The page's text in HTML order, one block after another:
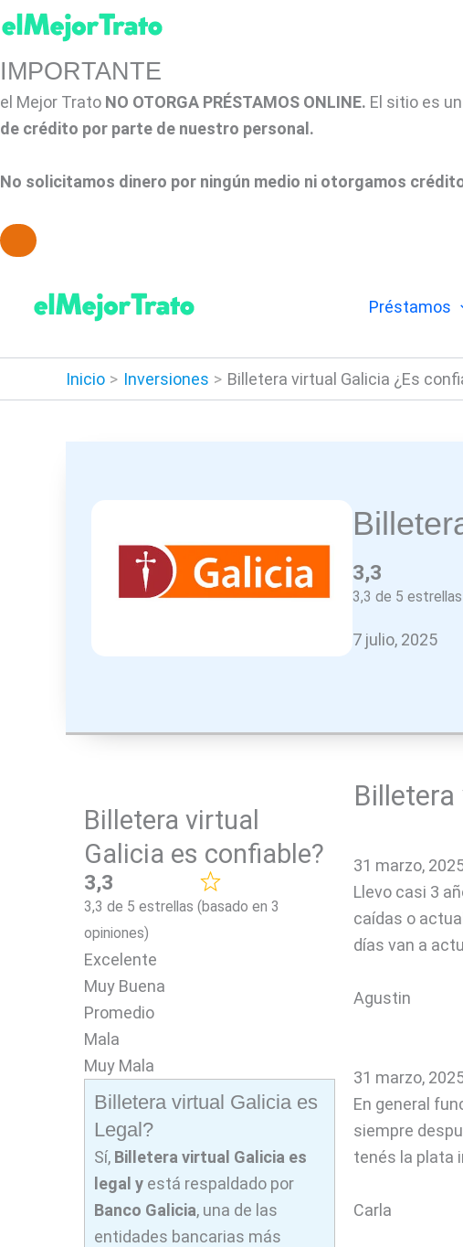
IMPORTANTE
el Mejor Trato NO OTORGA PRÉSTAMOS ONLINE. El sitio es
de crédito por parte de nuestro personal.
No solicitamos dinero por ningún medio ni otorgamos
contenido
Préstamos
Inicio Inversiones Billetera virtual Galicia ¿Es
3,3
3,3 de 5
7 julio, 2025
Billetera virtual
Galicia es confiable?
3,3
3,3 de 5 estrellas (basado en 3
opiniones)
Excelente
Muy Buena
Promedio
Mala
Muy Mala
Billetera virtual Galicia es
Legal?
Sí, Billetera virtual Galicia es
legal y está respaldado por
Banco Galicia, una de las
entidades bancarias más
31 marzo,
Llevo casi 3
caídas o
días van a
Agustin
31 marzo,
En general
siempre
tenés la plata
Carla